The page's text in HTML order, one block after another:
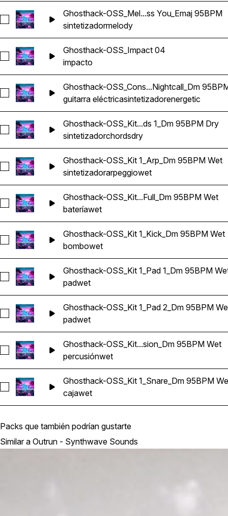
Seleccionar Ghosthack-OSS_Melody Loop Miss You_Emaj
Ghosthack-OSS_Mel...ss You_Emaj 95BPM
sintetizadormelody
Seleccionar Ghosthack-OSS_Impact 04
Ghosthack-OSS_Impact 04
impacto
Seleccionar Ghosthack-OSS_Construction Kit
Ghosthack-OSS_Cons...Nightcall_Dm
guitarra eléctricasintetizadorenergetic
Seleccionar Ghosthack-OSS_Kit 1_Chords 1_Dm 95BPM Dry
Ghosthack-OSS_Kit...ds 1_Dm 95BPM Dry
sintetizadorchordsdry
Seleccionar Ghosthack-OSS_Kit 1_Arp_Dm 95BPM Wet
Ghosthack-OSS_Kit 1_Arp_Dm 95BPM Wet
sintetizadorarpeggiowet
Seleccionar Ghosthack-OSS_Kit 1_Drum Loop Full_Dm
Ghosthack-OSS_Kit...Full_Dm 95BPM Wet
bateríawet
Seleccionar Ghosthack-OSS_Kit 1_Kick_Dm 95BPM Wet
Ghosthack-OSS_Kit 1_Kick_Dm 95BPM Wet
bombowet
Seleccionar Ghosthack-OSS_Kit 1_Pad 1_Dm 95BPM Wet
Ghosthack-OSS_Kit 1_Pad 1_Dm 95BPM
padwet
Seleccionar Ghosthack-OSS_Kit 1_Pad 2_Dm 95BPM Wet
Ghosthack-OSS_Kit 1_Pad 2_Dm 95BPM
padwet
Seleccionar Ghosthack-OSS_Kit 1_Percussion_Dm 95BPM
Ghosthack-OSS_Kit...sion_Dm 95BPM Wet
percusiónwet
Seleccionar Ghosthack-OSS_Kit 1_Snare_Dm 95BPM Wet
Ghosthack-OSS_Kit 1_Snare_Dm 95BPM
cajawet
Packs que también podrían gustarte
Similar a Outrun - Synthwave Sounds